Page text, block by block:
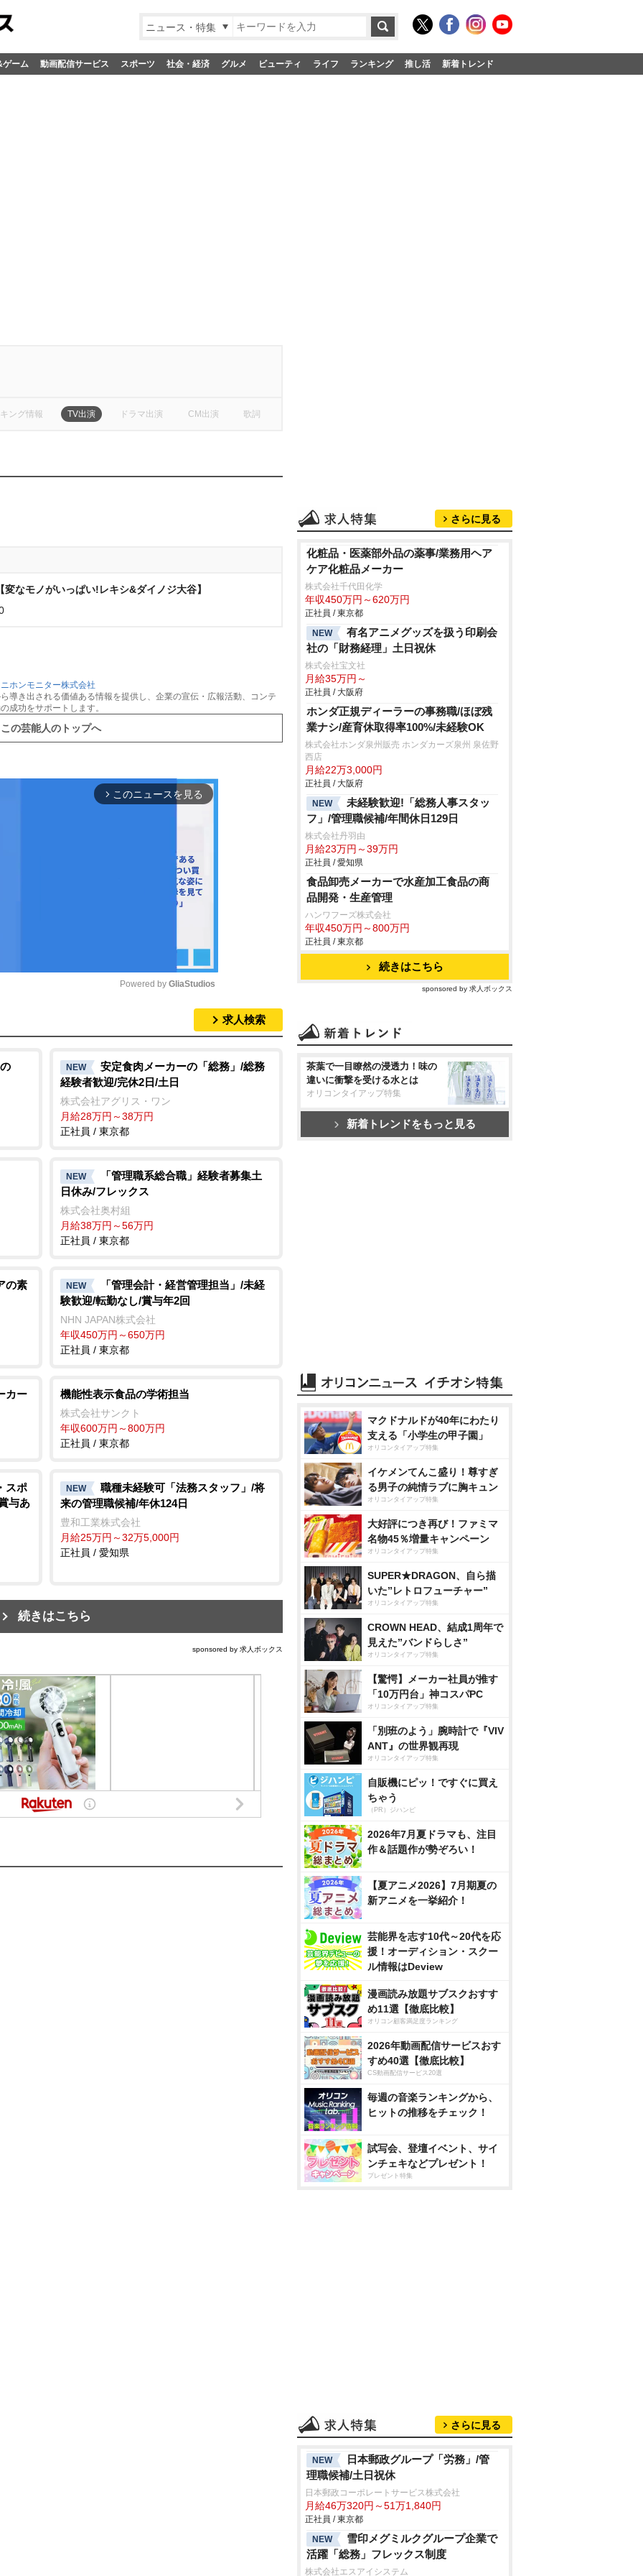
ニュース・特集
ゲーム 動画配信サービス スポーツ 社会・経済 グルメ ビューティ ライフ ランキング 推し活 新着トレンド
ング情報 TV出演 ドラマ出演 CM出演 歌詞
なモノがいっぱい!レキシ&ダイノジ大谷】
ニホンモニター株式会社
導き出される価値ある情報を提供し、企業の宣伝・広報活動、コンテ
成功をサポートします。
この芸能人のトップへ
arrow_forward_ios このニュースを見る
t
e
Powered by GliaStudios
求人検索
NEW
安定食肉メーカーの「総務」/総務
経験者歓迎/完休2日/土日
株式会社アグリス・ワン
月給28万円～38万円
正社員 / 東京都
NEW
「管理職系総合職」経験者募集土
日休み/フレックス
株式会社奥村組
月給38万円～56万円
正社員 / 東京都
の素 NEW
「管理会計・経営管理担当」/未経
験歓迎/転勤なし/賞与年2回
NHN JAPAN株式会社
年収450万円～650万円
正社員 / 東京都
カー 機能性表示食品の学術担当
株式会社サンクト
年収600万円～800万円
正社員 / 東京都
スポ
与あ
NEW
職種未経験可「法務スタッフ」/将
来の管理職候補/年休124日
豊和工業株式会社
月給25万円～32万5,000円
正社員 / 愛知県
続きはこちら
sponsored by 求人ボックス
さらに見る
化粧品・医薬部外品の薬事/業務用ヘア
ケア化粧品メーカー
株式会社千代田化学
年収450万円～620万円
正社員 / 東京都
NEW
有名アニメグッズを扱う印刷会
社の「財務経理」土日祝休
株式会社宝文社
月給35万円～
正社員 / 大阪府
ホンダ正規ディーラーの事務職/ほぼ残
業ナシ/産育休取得率100%/未経験OK
株式会社ホンダ泉州販売 ホンダカーズ泉州 泉佐野
西店
月給22万3,000円
正社員 / 大阪府
NEW
未経験歓迎!「総務人事スタッ
フ」/管理職候補/年間休日129日
株式会社丹羽由
月給23万円～39万円
正社員 / 愛知県
食品卸売メーカーで水産加工食品の商
品開発・生産管理
ハンワフーズ株式会社
年収450万円～800万円
正社員 / 東京都
続きはこちら
sponsored by 求人ボックス
茶葉で一目瞭然の浸透力！味の
違いに衝撃を受ける水とは
オリコンタイアップ特集
新着トレンドをもっと見る
マクドナルドが40年にわたり
支える「小学生の甲子園」
オリコンタイアップ特集
イケメンてんこ盛り！尊すぎ
る男子の純情ラブに胸キュン
オリコンタイアップ特集
大好評につき再び！ファミマ
名物45％増量キャンペーン
オリコンタイアップ特集
SUPER★DRAGON、自ら描
いた”レトロフューチャー”
オリコンタイアップ特集
CROWN HEAD、結成1周年で
見えた”バンドらしさ”
オリコンタイアップ特集
【驚愕】メーカー社員が推す
「10万円台」神コスパPC
オリコンタイアップ特集
「別班のよう」腕時計で『VIV
ANT』の世界観再現
オリコンタイアップ特集
自販機にピッ！ですぐに買え
ちゃう
（PR）ジハンピ
2026年7月夏ドラマも、注目
作＆話題作が勢ぞろい！
【夏アニメ2026】7月期夏の
新アニメを一挙紹介！
芸能界を志す10代～20代を応
援！オーディション・スクー
ル情報はDeview
漫画読み放題サブスクおすす
め11選【徹底比較】
オリコン顧客満足度ランキング
2026年動画配信サービスおす
すめ40選【徹底比較】
CS動画配信サービス20選
毎週の音楽ランキングから、
ヒットの推移をチェック！
試写会、登壇イベント、サイ
ンチェキなどプレゼント！
プレゼント特集
さらに見る
NEW
日本郵政グループ「労務」/管
理職候補/土日祝休
日本郵政コーポレートサービス株式会社
月給46万320円～51万1,840円
正社員 / 東京都
NEW
雪印メグミルクグループ企業で
活躍「総務」フレックス制度
株式会社エスアイシステム